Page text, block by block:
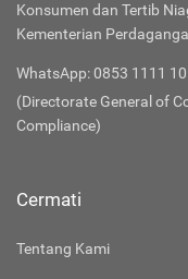
Konsumen dan Tertib
Kementerian
WhatsApp: 0853 1111
(Directorate General of
Compliance)
Cermati
Tentang Kami